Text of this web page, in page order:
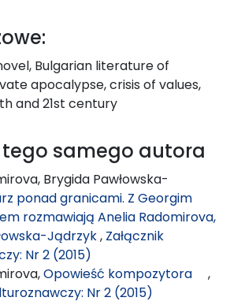
Bulgarian literature of
apocalypse, crisis of values,
and 21st century
samego autora
Brygida Pawłowska-
ponad granicami. Z Georgim
rozmawiają Anelia Radomirova,
Jądrzyk, Załącznik
Nr 2 (2015)
Opowieść kompozytora ,
Nr 2 (2015)